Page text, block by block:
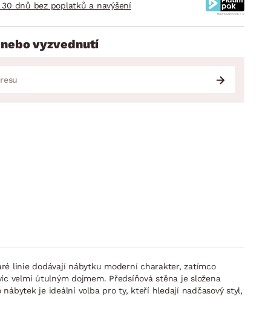
dnů bez poplatků a navýšení
vyzvednutí
linie dodávají nábytku moderní charakter, zatímco
velmi útulným dojmem. Předsíňová stěna je složena
je ideální volba pro ty, kteří hledají nadčasový styl,